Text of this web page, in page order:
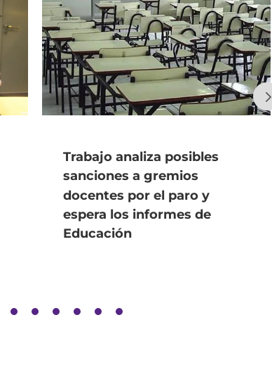
Trabajo analiza posibles
sanciones a gremios
docentes por el paro y
espera los informes de
Educación